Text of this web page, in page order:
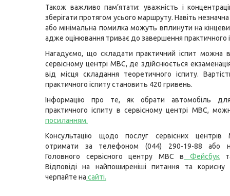
Також важливо пам’ятати: уважність і
зберігати протягом усього маршруту. Навіть
або мінімальна помилка можуть вплинути на
адже оцінювання триває до завершення практичного
Нагадуємо, що складати практичний іспит можна
сервісному центрі МВС, де здійснюється
від місця складання теоретичного іспиту.
практичного іспиту становить 420 гривень.
Інформацію про те, як обрати автомобіль
практичного іспиту в сервісному центрі МВС,
посиланням.
Консультацію щодо послуг сервісних
отримати за телефоном (044) 290-19-88 або
Головного сервісного центру МВС в Фейсбук
Відповіді на найпоширеніші питання та корисну
черпайте на сайті.